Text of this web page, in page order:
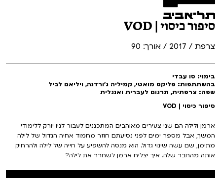
סיפור כיסוי | VOD
צרפת / 2017 / אורך: 90
בימוי: סו עבדי
בהשתתפות: פליקס מואטי, קמיליה ג'ורדנה, ויליאם לביל
שפה: צרפתית, תרגום לעברית ואנגלית
סיפור כיסוי | VOD
ארמן ולילה הם שני צעירים מאוהבים המתכננים לעבור לניו יורק ללימודי
המשך, אבל מספר ימים לפני נסיעתם חוזר מחמוד אחיה הגדול של לילה
מתימן, שם עשה שינוי גדול. הוא מנסה להשפיע על חייה של לילה ולהרחיק
אותה מהחבר שלה. איך יצליח ארמן לשחרר את לילה?